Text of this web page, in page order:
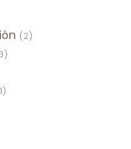
(2)